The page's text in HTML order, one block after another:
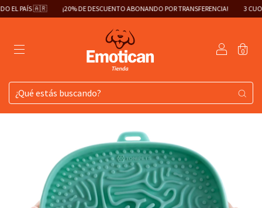
🇦🇷 ¡20% DE DESCUENTO ABONANDO POR TRANSFERENCIA! 3 CUOTAS SIN
0